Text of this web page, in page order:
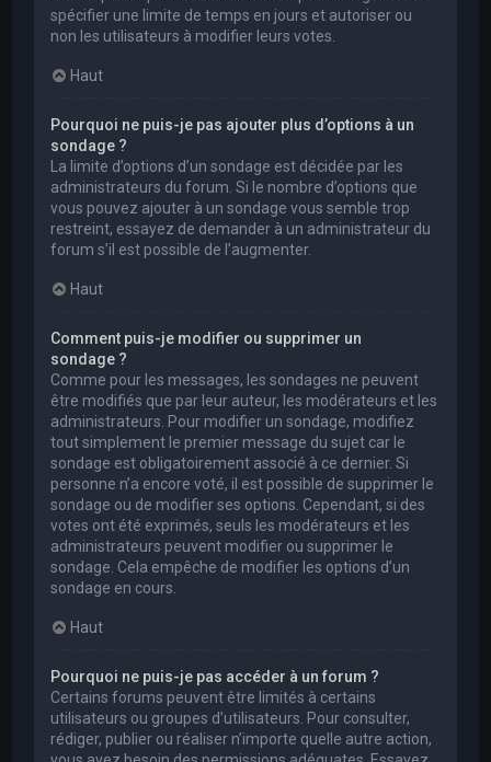
spécifier une limite de temps en jours et autoriser ou
non les utilisateurs à modifier leurs votes.
Haut
Pourquoi ne puis-je pas ajouter plus d’options à un
sondage ?
La limite d’options d’un sondage est décidée par les
administrateurs du forum. Si le nombre d’options que
vous pouvez ajouter à un sondage vous semble trop
restreint, essayez de demander à un administrateur du
forum s’il est possible de l’augmenter.
Haut
Comment puis-je modifier ou supprimer un
sondage ?
Comme pour les messages, les sondages ne peuvent
être modifiés que par leur auteur, les modérateurs et les
administrateurs. Pour modifier un sondage, modifiez
tout simplement le premier message du sujet car le
sondage est obligatoirement associé à ce dernier. Si
personne n’a encore voté, il est possible de supprimer le
sondage ou de modifier ses options. Cependant, si des
votes ont été exprimés, seuls les modérateurs et les
administrateurs peuvent modifier ou supprimer le
sondage. Cela empêche de modifier les options d’un
sondage en cours.
Haut
Pourquoi ne puis-je pas accéder à un forum ?
Certains forums peuvent être limités à certains
utilisateurs ou groupes d’utilisateurs. Pour consulter,
rédiger, publier ou réaliser n’importe quelle autre action,